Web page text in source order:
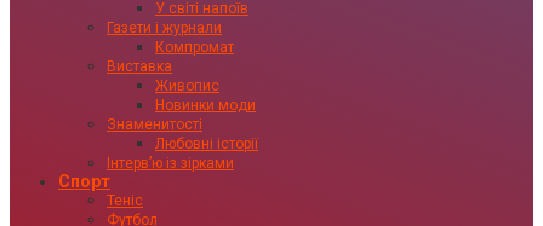
У світі напоїв
Газети і журнали
Компромат
Виставка
Живопис
Новинки моди
Знаменитості
Любовні історії
Інтервʼю із зірками
Спорт
Теніс
Футбол